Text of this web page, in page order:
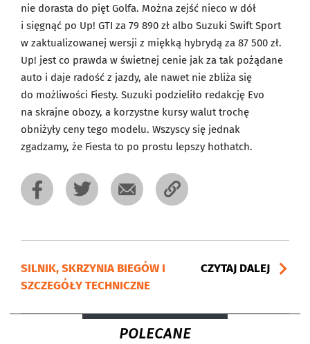
nie dorasta do pięt Golfa. Można zejść nieco w dół
i sięgnąć po Up! GTI za 79 890 zł albo Suzuki Swift Sport
w zaktualizowanej wersji z miękką hybrydą za 87 500 zł.
Up! jest co prawda w świetnej cenie jak za tak pożądane
auto i daje radość z jazdy, ale nawet nie zbliża się
do możliwości Fiesty. Suzuki podzieliło redakcję Evo
na skrajne obozy, a korzystne kursy walut trochę
obniżyły ceny tego modelu. Wszyscy się jednak
zgadzamy, że Fiesta to po prostu lepszy hothatch.
SILNIK, SKRZYNIA BIEGÓW I
SZCZEGÓŁY TECHNICZNE
CZYTAJ DALEJ
POLECANE